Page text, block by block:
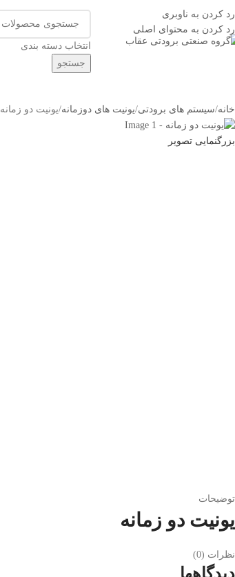
رد کردن به ناوبری
رد کردن به محتوای اصلی
انتخاب دسته بندی
جستجو
خانه سیستم های برودتی یونیت های دوزمانه یونیت دو زمانه
بزرگنمایی تصویر
توضیحات
یونیت دو زمانه
نظرات (0)